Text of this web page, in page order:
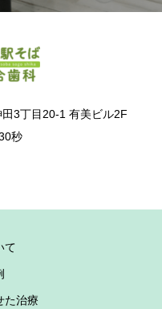
3丁目20-1 有美ビル2F
秒
て
た治療